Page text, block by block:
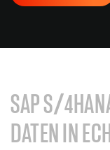
SAP S/
DATEN IN